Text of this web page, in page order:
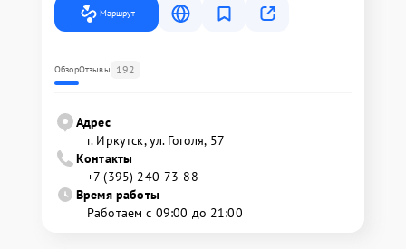
Маршрут
ОбзорОтзывы 192
Адрес
г. Иркутск, ул. ​Гоголя, 57
Контакты
+7 (395) 240-73-88
Время работы
Работаем с 09:00 до 21:00